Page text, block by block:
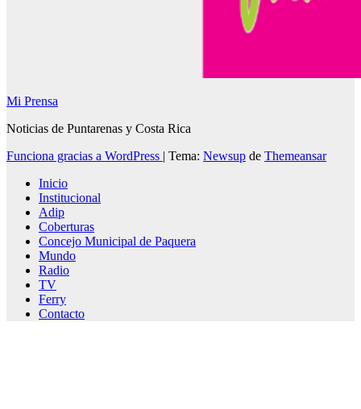
Mi Prensa
Noticias de Puntarenas y Costa Rica
Funciona gracias a WordPress | Tema: Newsup de Themeansar
Inicio
Institucional
Adip
Coberturas
Concejo Municipal de Paquera
Mundo
Radio
TV
Ferry
Contacto